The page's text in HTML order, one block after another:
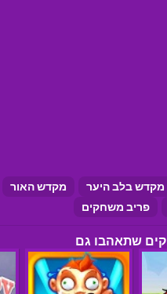
מקדש בלב היער מקדש האור
פריב משחקים
שתאהבו גם